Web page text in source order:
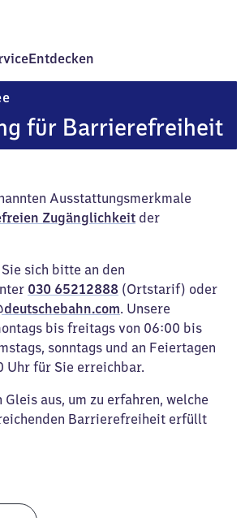
Entdecken
Haltern
für Barrierefreiheit
Ausstattungsmerkmale
Zugänglichkeit der
sich bitte an den
030 65212888 (Ortstarif) oder
. Unsere
bis freitags von 06:00 bis
sonntags und an Feiertagen
Uhr für Sie erreichbar.
aus, um zu erfahren, welche
Barrierefreiheit erfüllt